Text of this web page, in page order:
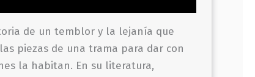
de un temblor y la lejanía que
piezas de una trama para dar con
la habitan. En su literatura,